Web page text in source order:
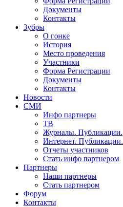
Документы
Контакты
Зубры
О гонке
История
Место проведения
Участники
Форма Регистрации
Документы
Контакты
Новости
СМИ
Инфо партнеры
ТВ
Журналы. Публикации.
Интернет. Публикации.
Отчеты участников
Стать инфо партнером
Партнеры
Наши партнеры
Стать партнером
Форум
Контакты